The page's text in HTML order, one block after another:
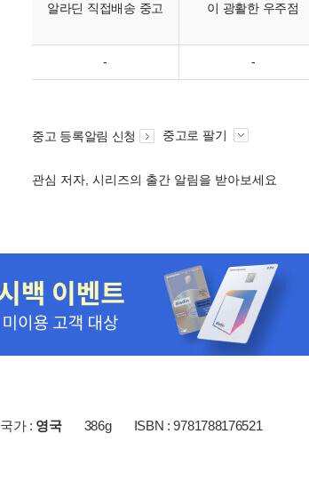
알라딘 직접배송 중고 이 광활한 우주점
- -
중고 등록알림 신청 중고로 팔기
관심 저자, 시리즈의 출간 알림을 받아보세요
국가 : 영국 386g ISBN : 9781788176521